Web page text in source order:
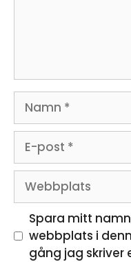
post
Webbplats
Spara mitt
webbplats i
gång jag skriver